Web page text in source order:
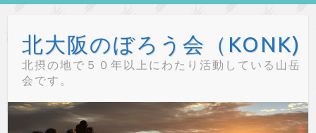
content北大阪のぼろう会（KONK)
北摂の地で５０年以上にわたり活動している山岳
会です。